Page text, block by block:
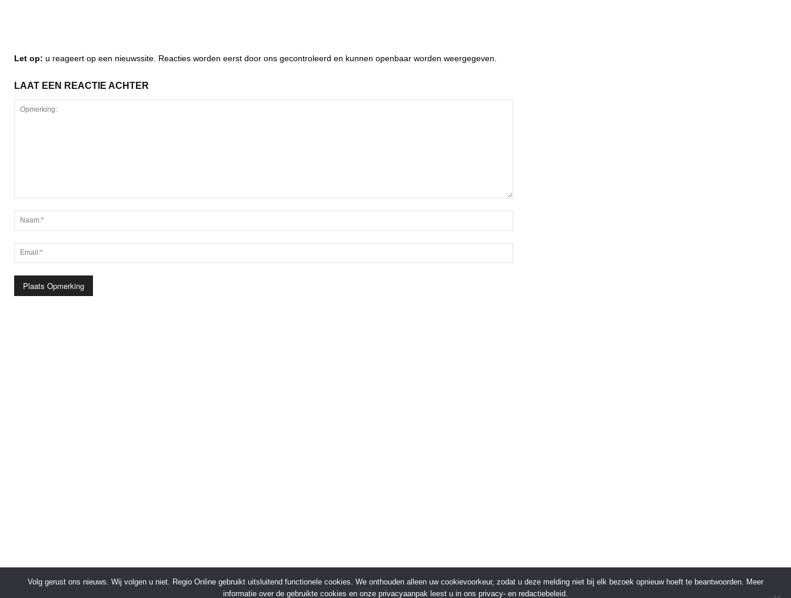
Let op: u reageert op een nieuwssite. Reacties worden eerst door ons gecontroleerd en kunnen openbaar worden weergegeven.
LAAT EEN REACTIE ACHTER
Volg gerust ons nieuws. Wij volgen u niet. Regio Online gebruikt uitsluitend functionele cookies. We onthouden alleen uw cookievoorkeur, zodat u deze melding niet bij elk bezoek opnieuw hoeft te beantwoorden. Meer
informatie over de gebruikte cookies en onze privacyaanpak leest u in ons privacy- en redactiebeleid.